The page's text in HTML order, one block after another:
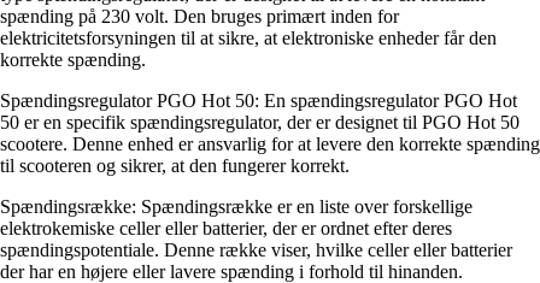
spænding på 230 volt. Den bruges primært inden for
elektricitetsforsyningen til at sikre, at elektroniske enheder får den
korrekte spænding.
Spændingsregulator PGO Hot 50: En spændingsregulator PGO Hot
50 er en specifik spændingsregulator, der er designet til PGO Hot 50
scootere. Denne enhed er ansvarlig for at levere den korrekte spænding
til scooteren og sikrer, at den fungerer korrekt.
Spændingsrække: Spændingsrække er en liste over forskellige
elektrokemiske celler eller batterier, der er ordnet efter deres
spændingspotentiale. Denne række viser, hvilke celler eller batterier
der har en højere eller lavere spænding i forhold til hinanden.